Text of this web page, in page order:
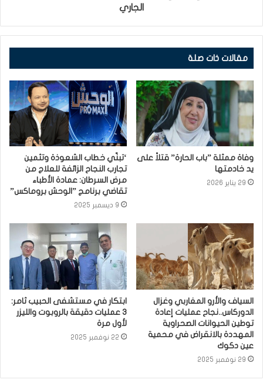
الجاري
مقالات ذات صلة
وفاة ممثلة ”باب الحارة” قتلاً على
يد خادمتها⁩
29 يناير 2026
‘تبنّي خطاب الشعوذة وتثمين
تجارب النجاح الزائفة للعلاج من
مرض السرطان: عمادة الأطباء
تقاضي برنامج ”الوحش بروماكس”
9 ديسمبر 2025
السياف والأرو المغاربي وغزال
الدوركاس..نجاح عمليات إعادة
توطين الحيوانات الصحراوية
المهددة بالانقراض في محمية
عين دكوك
29 نوفمبر 2025
ابتكار في مستشفى الحبيب ثامر:
3 عمليات دقيقة بالروبوت والليزر
لأول مرة
22 نوفمبر 2025